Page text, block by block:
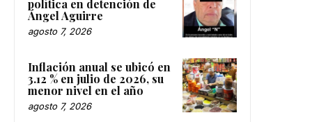
política en detención de
Ángel Aguirre
agosto 7, 2026
Inflación anual se ubicó en
3.12 % en julio de 2026, su
menor nivel en el año
agosto 7, 2026